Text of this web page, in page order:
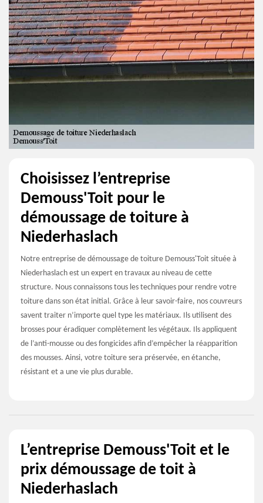
Choisissez l’entreprise
Demouss'Toit pour le
démoussage de toiture à
Niederhaslach
Notre entreprise de démoussage de toiture Demouss'Toit située à
Niederhaslach est un expert en travaux au niveau de cette
structure. Nous connaissons tous les techniques pour rendre votre
toiture dans son état initial. Grâce à leur savoir-faire, nos couvreurs
savent traiter n’importe quel type les matériaux. Ils utilisent des
brosses pour éradiquer complètement les végétaux. Ils appliquent
de l’anti-mousse ou des fongicides afin d’empêcher la réapparition
des mousses. Ainsi, votre toiture sera préservée, en étanche,
résistant et a une vie plus durable.
L’entreprise Demouss'Toit et le
prix démoussage de toit à
Niederhaslach